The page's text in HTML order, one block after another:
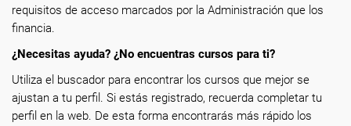
requisitos de acceso marcados por la Administración que los
financia.
¿Necesitas ayuda? ¿No encuentras cursos para ti?
Utiliza el buscador para encontrar los cursos que mejor se
ajustan a tu perfil. Si estás registrado, recuerda completar tu
perfil en la web. De esta forma encontrarás más rápido los